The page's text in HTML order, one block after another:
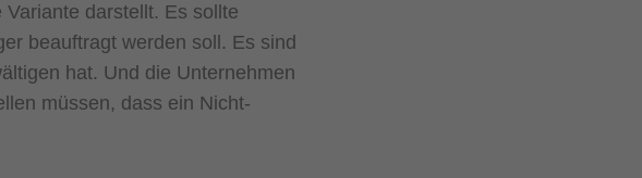
darstellt. Es sollte
beauftragt werden soll. Es sind
hat. Und die Unternehmen
müssen, dass ein Nicht-